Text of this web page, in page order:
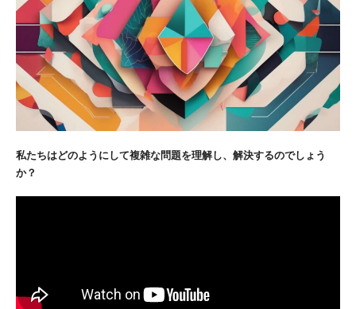
私たちはどのようにして複雑な問題を理解し、解決するのでしょう
か？